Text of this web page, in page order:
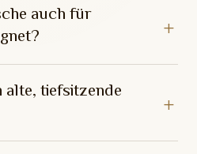
auch für
alte, tiefsitzende